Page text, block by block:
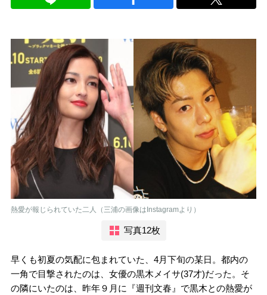
熱愛が報じられていた二人（三浦の画像はInstagramより）
写真12枚
早くも初夏の気配に包まれていた、4月下旬の某日。都内の
一角で目撃されたのは、女優の黒木メイサ(37才)だった。そ
の隣にいたのは、昨年９月に『週刊文春』で黒木との熱愛が